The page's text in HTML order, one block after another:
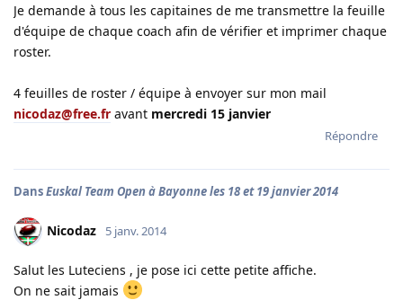
Je demande à tous les capitaines de me transmettre la feuille
d'équipe de chaque coach afin de vérifier et imprimer chaque
roster.
4 feuilles de roster / équipe à envoyer sur mon mail
nicodaz@free.fr avant mercredi 15 janvier
Répondre
DansEuskal Team Open à Bayonne les 18 et 19 janvier 2014
Nicodaz 5 janv. 2014
Salut les Luteciens , je pose ici cette petite affiche.
On ne sait jamais